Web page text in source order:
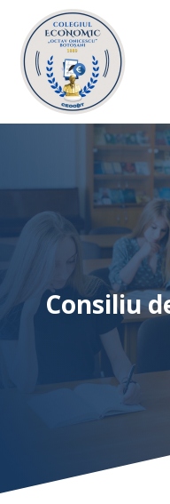
Consiliu